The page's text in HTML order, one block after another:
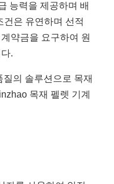
능력을 제공하며 배
건은 유연하며 선적
약금을 요구하여 원
.
의 솔루션으로 목재
목재 펠렛 기계